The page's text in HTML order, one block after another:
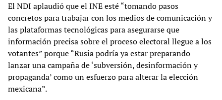
El NDI aplaudió que el INE esté “tomando pasos
concretos para trabajar con los medios de comunicación y
las plataformas tecnológicas para asegurarse que
información precisa sobre el proceso electoral llegue a los
votantes” porque “Rusia podría ya estar preparando
lanzar una campaña de ‘subversión, desinformación y
propaganda’ como un esfuerzo para alterar la elección
mexicana”.